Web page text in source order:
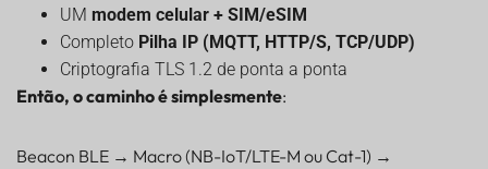
UM modem celular + SIM/eSIM
Completo Pilha IP (MQTT, HTTP/S, TCP/UDP)
Criptografia TLS 1.2 de ponta a ponta
Então, o caminho é simplesmente:
Beacon BLE → Macro (NB-IoT/LTE-M ou Cat-1) →